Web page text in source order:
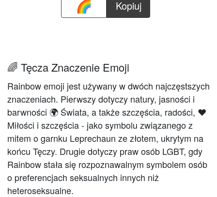
Kopiuj
🌈 Tęcza Znaczenie Emoji
Rainbow emoji jest używany w dwóch najczęstszych
znaczeniach. Pierwszy dotyczy natury, jasności i
barwności 🌍 Świata, a także szczęścia, radości, ❤️️
Miłości i szczęścia - jako symbolu związanego z
mitem o garnku Leprechaun ze złotem, ukrytym na
końcu Tęczy. Drugie dotyczy praw osób LGBT, gdy
Rainbow stała się rozpoznawalnym symbolem osób
o preferencjach seksualnych innych niż
heteroseksualne.